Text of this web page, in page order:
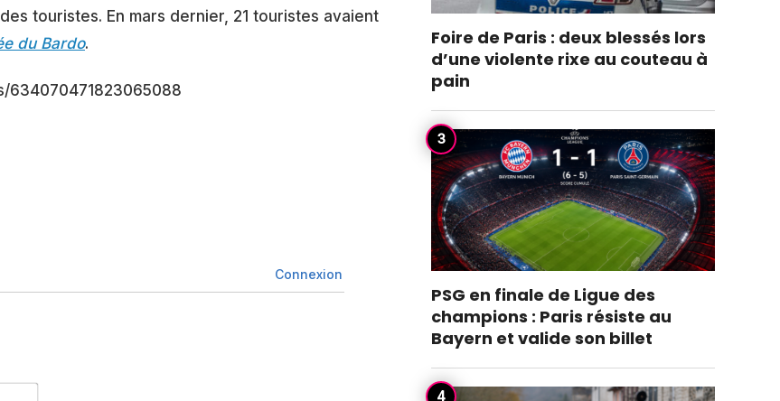
touristes. En mars dernier, 21 touristes avaient
du Bardo.
634070471823065088
Connexion
Nom*
Foire de Paris : deux blessés lors
d’une violente rixe au couteau à
pain
PSG en finale de Ligue des
champions : Paris résiste au
Bayern et valide son billet